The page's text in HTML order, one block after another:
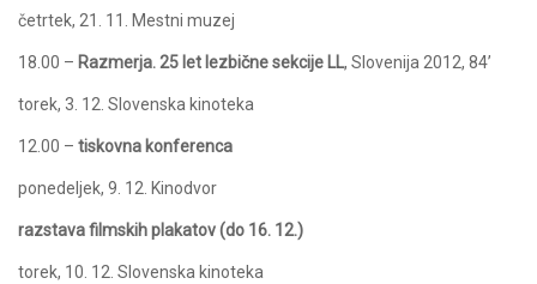
četrtek, 21. 11. Mestni muzej
18.00 – Razmerja. 25 let lezbične sekcije LL, Slovenija 2012, 84’
torek, 3. 12. Slovenska kinoteka
12.00 – tiskovna konferenca
ponedeljek, 9. 12. Kinodvor
razstava filmskih plakatov (do 16. 12.)
torek, 10. 12. Slovenska kinoteka